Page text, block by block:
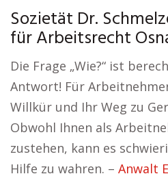
Sozietät Dr.
für Arbeitsrecht
Die Frage „Wie?“ ist
Antwort! Für
Willkür und Ihr Weg zu
Obwohl Ihnen als
zustehen, kann es
Hilfe zu wahren. – Anwalt